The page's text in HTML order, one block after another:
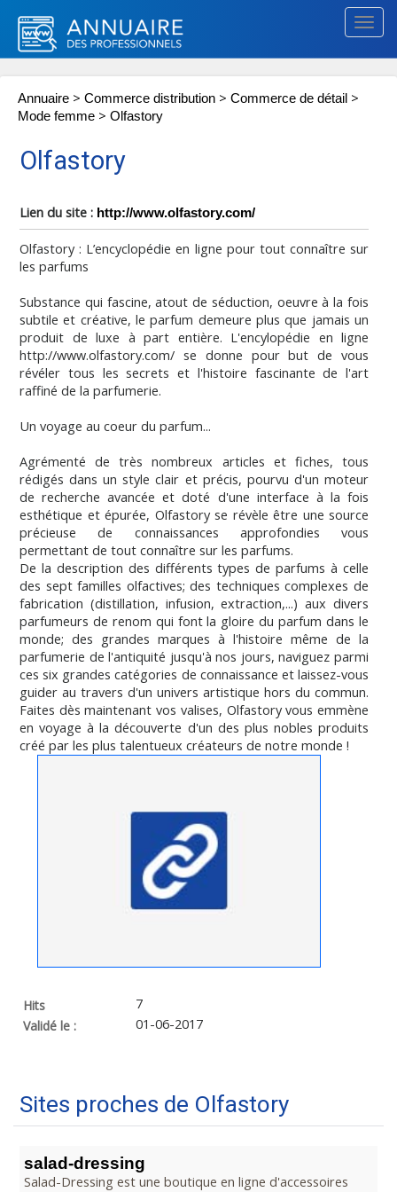
Annuaire > Commerce distribution > Commerce de détail >
Mode femme > Olfastory
Olfastory
Lien du site : http://www.olfastory.com/
Olfastory : L’encyclopédie en ligne pour tout connaître sur
les parfums
Substance qui fascine, atout de séduction, oeuvre à la fois
subtile et créative, le parfum demeure plus que jamais un
produit de luxe à part entière. L'encylopédie en ligne
http://www.olfastory.com/ se donne pour but de vous
révéler tous les secrets et l'histoire fascinante de l'art
raffiné de la parfumerie.
Un voyage au coeur du parfum...
Agrémenté de très nombreux articles et fiches, tous
rédigés dans un style clair et précis, pourvu d'un moteur
de recherche avancée et doté d'une interface à la fois
esthétique et épurée, Olfastory se révèle être une source
précieuse de connaissances approfondies vous
permettant de tout connaître sur les parfums.
De la description des différents types de parfums à celle
des sept familles olfactives; des techniques complexes de
fabrication (distillation, infusion, extraction,...) aux divers
parfumeurs de renom qui font la gloire du parfum dans le
monde; des grandes marques à l'histoire même de la
parfumerie de l'antiquité jusqu'à nos jours, naviguez parmi
ces six grandes catégories de connaissance et laissez-vous
guider au travers d'un univers artistique hors du commun.
Faites dès maintenant vos valises, Olfastory vous emmène
en voyage à la découverte d'un des plus nobles produits
créé par les plus talentueux créateurs de notre monde !
Hits
7
Validé le :
01-06-2017
Sites proches de Olfastory
salad-dressing
Salad-Dressing est une boutique en ligne d'accessoires